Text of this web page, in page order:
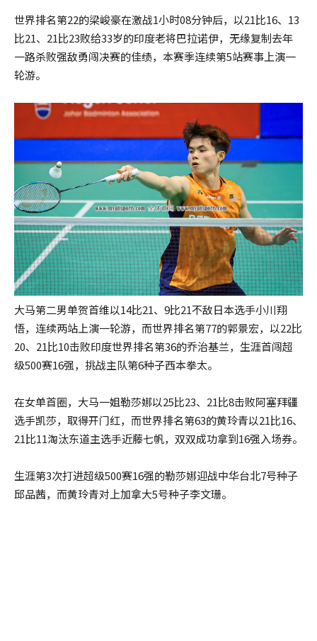
世界排名第22的梁峻豪在激战1小时08分钟后，以21比16、13
比21、21比23败给33岁的印度老将巴拉诺伊，无缘复制去年
一路杀败强敌勇闯决赛的佳绩，本赛季连续第5站赛事上演一
轮游。
大马第二男单贺首维以14比21、9比21不敌日本选手小川翔
悟，连续两站上演一轮游，而世界排名第77的郭景宏，以22比
20、21比10击败印度世界排名第36的乔治基兰，生涯首闯超
级500赛16强，挑战主队第6种子西本拳太。
在女单首圈，大马一姐勒莎娜以25比23、21比8击败阿塞拜疆
选手凯莎，取得开门红，而世界排名第63的黄玲青以21比16、
21比11淘汰东道主选手近藤七帆，双双成功拿到16强入场券。
生涯第3次打进超级500赛16强的勒莎娜迎战中华台北7号种子
邱品茜，而黄玲青对上加拿大5号种子李文珊。